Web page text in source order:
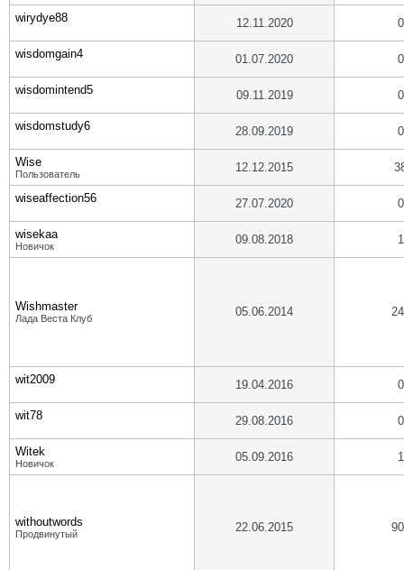
wirydye88 12.11.2020 0
wisdomgain4 01.07.2020 0
wisdomintend5 09.11.2019 0
wisdomstudy6 28.09.2019 0
Wise
Пользователь 12.12.2015
wiseaffection56 27.07.2020 0
wisekaa
Новичок 09.08.2018 1
Wishmaster
Лада Веста Клуб 05.06.2014
wit2009 19.04.2016 0
wit78 29.08.2016 0
Witek
Новичок 05.09.2016 1
withoutwords
Продвинутый 22.06.2015